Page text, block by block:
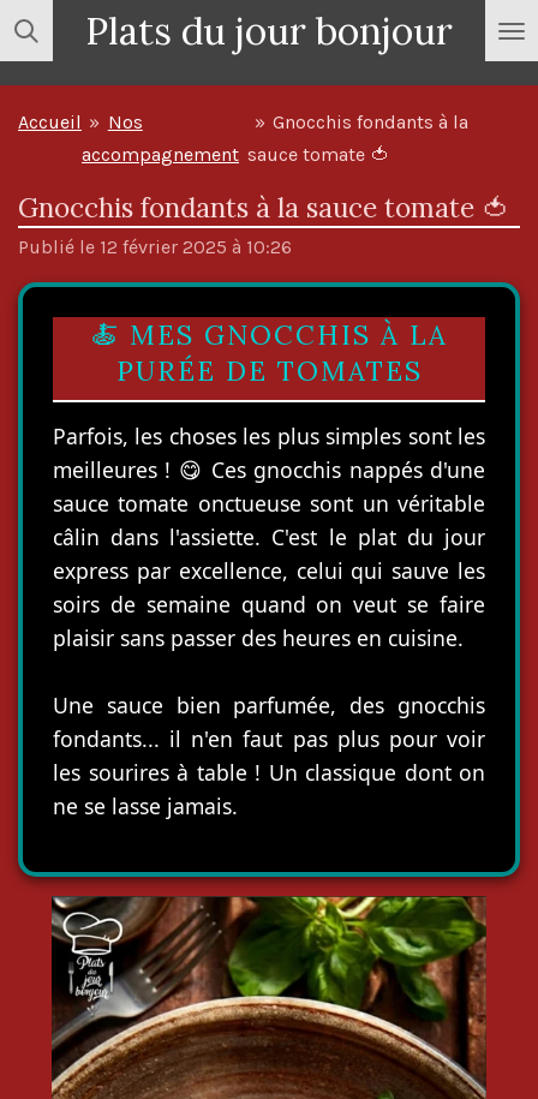
Passer
au
contenu
principal
Plats du jour bonjour
Accueil » Nos
accompagnement
» Gnocchis fondants à la
sauce tomate 🍅
Gnocchis fondants à la sauce tomate 🍅
Publié le 12 février 2025 à 10:26
🍝 MES GNOCCHIS À LA
PURÉE DE TOMATES
Parfois, les choses les plus simples sont les
meilleures ! 😋 Ces gnocchis nappés d'une
sauce tomate onctueuse sont un véritable
câlin dans l'assiette. C'est le plat du jour
express par excellence, celui qui sauve les
soirs de semaine quand on veut se faire
plaisir sans passer des heures en cuisine.
Une sauce bien parfumée, des gnocchis
fondants... il n'en faut pas plus pour voir
les sourires à table ! Un classique dont on
ne se lasse jamais.